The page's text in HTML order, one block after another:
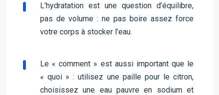
L’hydratation est une question d’équilibre,
pas de volume : ne pas boire assez force
votre corps à stocker l’eau.
Le « comment » est aussi important que le
« quoi » : utilisez une paille pour le citron,
choisissez une eau pauvre en sodium et